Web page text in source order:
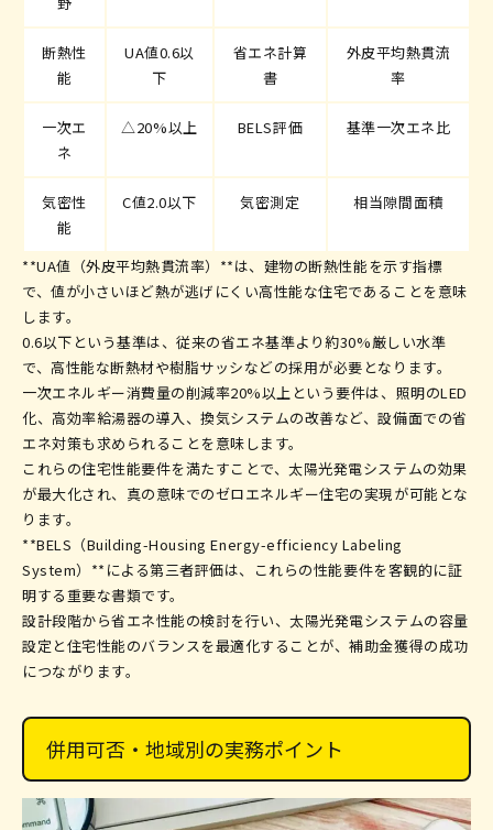
断熱性
能
UA値0.6以
下
省エネ計算
書
外皮平均熱貫流
率
一次エ
ネ
△20%以上 BELS評価 基準一次エネ比
気密性
能
C値2.0以下 気密測定 相当隙間面積
**UA値（外皮平均熱貫流率）**は、建物の断熱性能を示す指標
で、値が小さいほど熱が逃げにくい高性能な住宅であることを意味
します。
0.6以下という基準は、従来の省エネ基準より約30%厳しい水準
で、高性能な断熱材や樹脂サッシなどの採用が必要となります。
一次エネルギー消費量の削減率20%以上という要件は、照明のLED
化、高効率給湯器の導入、換気システムの改善など、設備面での省
エネ対策も求められることを意味します。
これらの住宅性能要件を満たすことで、太陽光発電システムの効果
が最大化され、真の意味でのゼロエネルギー住宅の実現が可能とな
ります。
**BELS（Building-Housing Energy-efficiency Labeling
System）**による第三者評価は、これらの性能要件を客観的に証
明する重要な書類です。
設計段階から省エネ性能の検討を行い、太陽光発電システムの容量
設定と住宅性能のバランスを最適化することが、補助金獲得の成功
につながります。
併用可否・地域別の実務ポイント